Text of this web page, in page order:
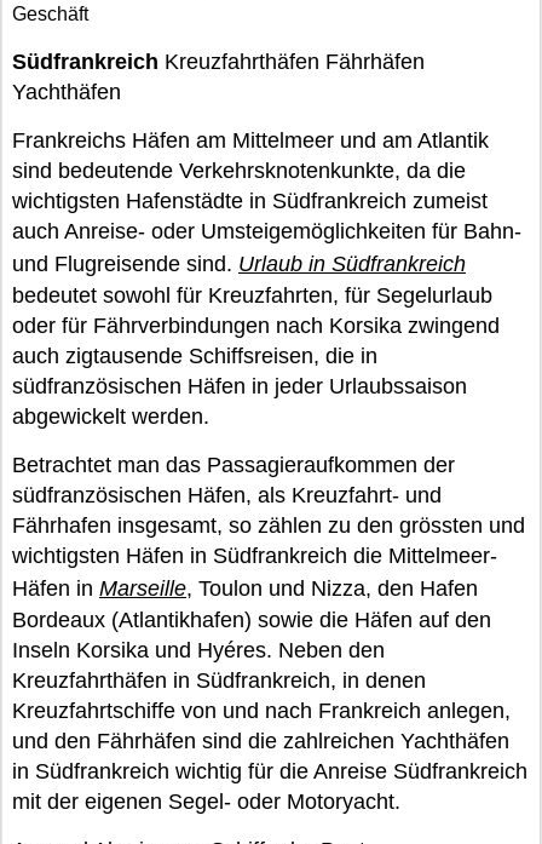
Geschäft
Südfrankreich Kreuzfahrthäfen Fährhäfen
Yachthäfen
Frankreichs Häfen am Mittelmeer und am Atlantik
sind bedeutende Verkehrsknotenkunkte, da die
wichtigsten Hafenstädte in Südfrankreich zumeist
auch Anreise- oder Umsteigemöglichkeiten für Bahn-
und Flugreisende sind. Urlaub in Südfrankreich
bedeutet sowohl für Kreuzfahrten, für Segelurlaub
oder für Fährverbindungen nach Korsika zwingend
auch zigtausende Schiffsreisen, die in
südfranzösischen Häfen in jeder Urlaubssaison
abgewickelt werden.
Betrachtet man das Passagieraufkommen der
südfranzösischen Häfen, als Kreuzfahrt- und
Fährhafen insgesamt, so zählen zu den grössten und
wichtigsten Häfen in Südfrankreich die Mittelmeer-
Häfen in Marseille, Toulon und Nizza, den Hafen
Bordeaux (Atlantikhafen) sowie die Häfen auf den
Inseln Korsika und Hyéres. Neben den
Kreuzfahrthäfen in Südfrankreich, in denen
Kreuzfahrtschiffe von und nach Frankreich anlegen,
und den Fährhäfen sind die zahlreichen Yachthäfen
in Südfrankreich wichtig für die Anreise Südfrankreich
mit der eigenen Segel- oder Motoryacht.